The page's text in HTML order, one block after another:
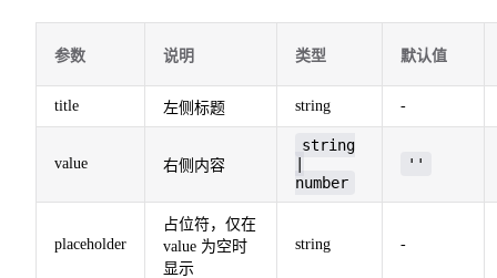
参数 说明 类型 默认值
title 左侧标题 string -
value 右侧内容
string
|
number
''
placeholder
占位符，仅在
value 为空时
显示
string -